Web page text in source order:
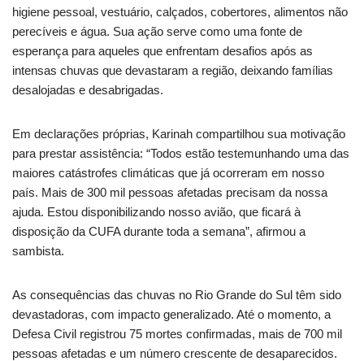
higiene pessoal, vestuário, calçados, cobertores, alimentos não
perecíveis e água. Sua ação serve como uma fonte de
esperança para aqueles que enfrentam desafios após as
intensas chuvas que devastaram a região, deixando famílias
desalojadas e desabrigadas.
Em declarações próprias, Karinah compartilhou sua motivação
para prestar assistência: “Todos estão testemunhando uma das
maiores catástrofes climáticas que já ocorreram em nosso
país. Mais de 300 mil pessoas afetadas precisam da nossa
ajuda. Estou disponibilizando nosso avião, que ficará à
disposição da CUFA durante toda a semana”, afirmou a
sambista.
As consequências das chuvas no Rio Grande do Sul têm sido
devastadoras, com impacto generalizado. Até o momento, a
Defesa Civil registrou 75 mortes confirmadas, mais de 700 mil
pessoas afetadas e um número crescente de desaparecidos.